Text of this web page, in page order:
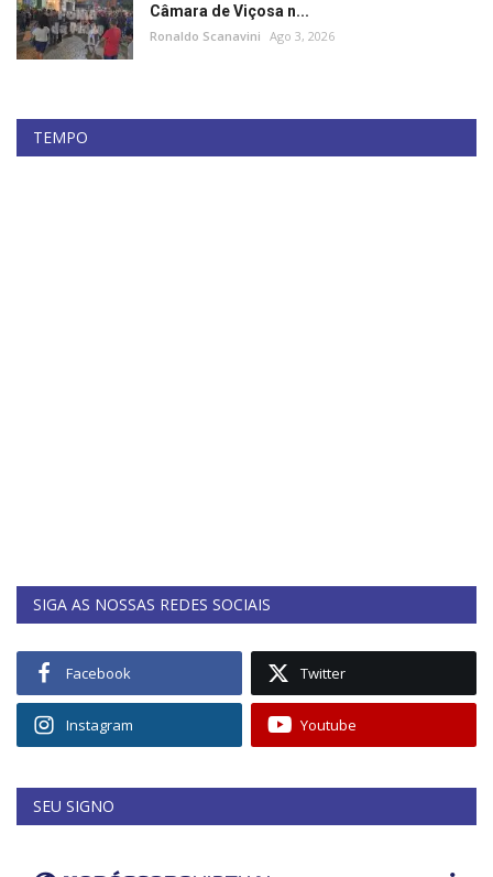
Câmara de Viçosa n...
Ronaldo Scanavini Ago 3, 2026
TEMPO
SIGA AS NOSSAS REDES SOCIAIS
Facebook Twitter
Instagram Youtube
SEU SIGNO